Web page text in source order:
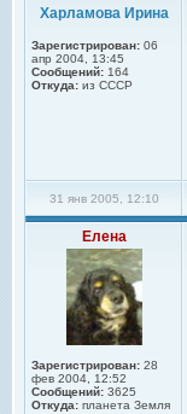
Харламова Ирина
Зарегистрирован: 06
апр 2004, 13:45
Сообщений: 164
Откуда: из СССР
31 янв 2005, 12:10
Елена
Зарегистрирован: 28
фев 2004, 12:52
Сообщений: 3625
Откуда: планета Земля